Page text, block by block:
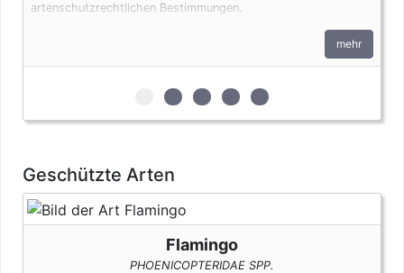
artenschutzrechtlichen Bestimmungen.
mehr
zur 1. geschützten Erscheinungsform
zur 2. geschützten
zur 3. geschützten
zur 4. geschützten
zur 5. geschützten
Geschützte Arten
Flamingo
PHOENICOPTERIDAE SPP.